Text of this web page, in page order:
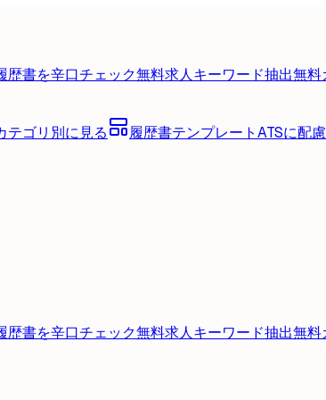
歴書を辛口チェック無料求人キーワード抽出無料
テゴリ別に見る 履歴書テンプレートATSに配
歴書を辛口チェック無料求人キーワード抽出無料